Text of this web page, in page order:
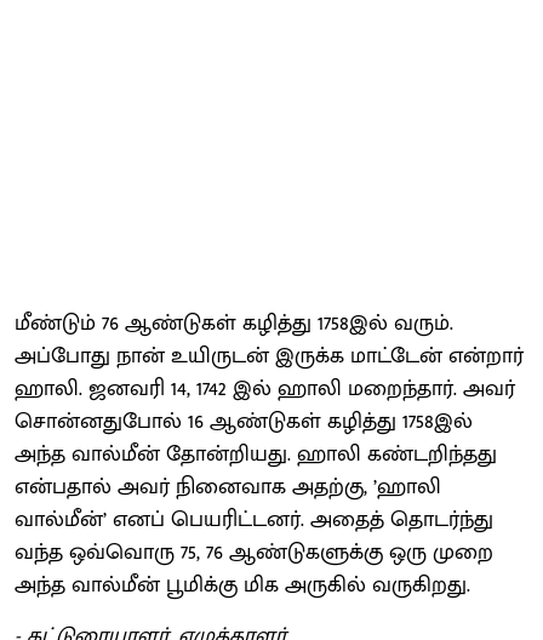
மீண்டும் 76 ஆண்டுகள் கழித்து 1758இல் வரும்.
அப்போது நான் உயிருடன் இருக்க மாட்டேன் என்றார்
ஹாலி. ஜனவரி 14, 1742 இல் ஹாலி மறைந்தார். அவர்
சொன்னதுபோல் 16 ஆண்டுகள் கழித்து 1758இல்
அந்த வால்மீன் தோன்றியது. ஹாலி கண்டறிந்தது
என்பதால் அவர் நினைவாக அதற்கு, ’ஹாலி
வால்மீன்’ எனப் பெயரிட்டனர். அதைத் தொடர்ந்து
வந்த ஒவ்வொரு 75, 76 ஆண்டுகளுக்கு ஒரு முறை
அந்த வால்மீன் பூமிக்கு மிக அருகில் வருகிறது.